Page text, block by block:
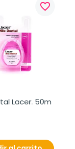
favorite_border
Lacer. 50m